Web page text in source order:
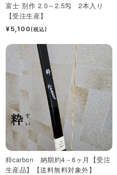
富士 別作 2.0～2.5匁 2本入り
【受注生産】
¥5,100(税込)
粋carbon 納期約4－6ヶ月【受注
生産品】【送料無料対象外】